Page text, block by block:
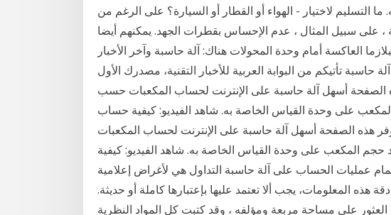
لاختيار - الهواء أو القطار أو السيارة؟ على الرغم من
، على سبيل المثال ، عدم الإحساس بقطرات الجهد. يمكنهم أيضا
العاكسة أمام وحدة المحولات هناك: آلة حاسبة وآخر الأخبار
حاسبة تأتيكم من البوابة العربية للأخبار التقنية، مصدرك الأول
هذه الصفحة أسهل آلة حاسبة على الإنترنت لحساب المكعبات حسب
على وحدة القياس الخاصة به. شاهد الفيديو: كيفية حساب
(كانون الثاني 2021). توفر هذه الصفحة أسهل آلة حاسبة على الإنترنت لحساب المكعبات
حجم المكعب على وحدة القياس الخاصة به. شاهد الفيديو: كيفية
الأسطوانة (ديسمبر 2020). إتمام عمليات الحساب على آلة حاسبة التداول هي لأغراض إعلامية
المعلومات، يجب ألا تعتمد عليها بإعتبارها كاملة أو حديثة.
على مساحة مربعة ومؤلفه ، وقد كتبت كل المواد النظرية